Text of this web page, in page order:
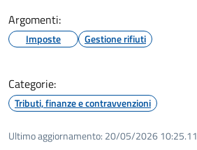
Argomenti:
Imposte Gestione rifiuti
Categorie:
Tributi, finanze e contravvenzioni
Ultimo aggiornamento: 20/05/2026 10:25.11